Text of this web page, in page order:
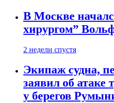
В Москве
хирургом”
2 недели спустя
Экипаж судна,
заявил об атаке
у берегов